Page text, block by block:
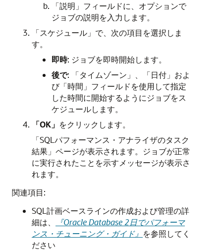
「説明」フィールドに、オプションで
ジョブの説明を入力します。
「スケジュール」で、次の項目を選択しま
す。
即時: ジョブを即時開始します。
後で: 「タイムゾーン」、「日付」およ
び「時間」フィールドを使用して指定
した時間に開始するようにジョブをス
ケジュールします。
「OK」 をクリックします。
「SQLパフォーマンス・アナライザのタスク
結果」ページが表示されます。ジョブが正常
に実行されたことを示すメッセージが表示さ
れます。
関連項目:
SQL計画ベースラインの作成および管理の詳
細は、
『Oracle Database 2日でパフォーマ
ンス・チューニング・ガイド』 を参照してく
ださい